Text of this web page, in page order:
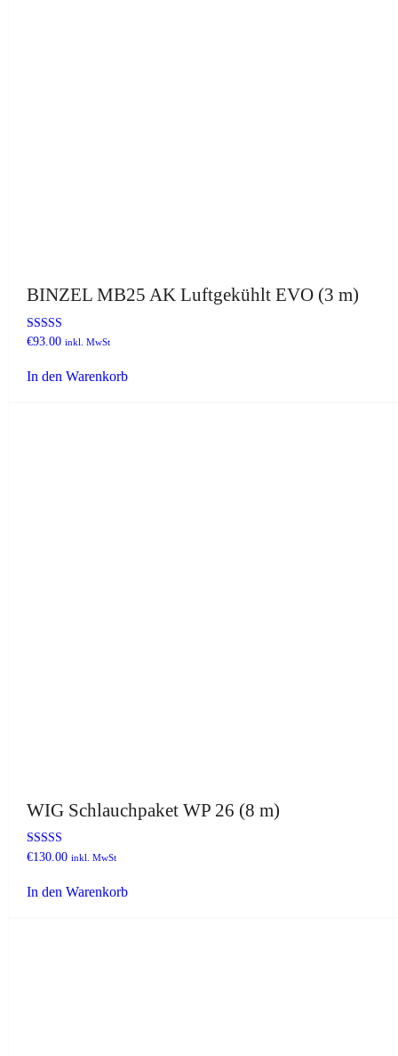
BINZEL MB25 AK Luftgekühlt EVO (3 m)
Bewertet mit
€93.00 inkl. MwSt
In den Warenkorb
WIG Schlauchpaket WP 26 (8 m)
Bewertet mit
€130.00 inkl. MwSt
In den Warenkorb